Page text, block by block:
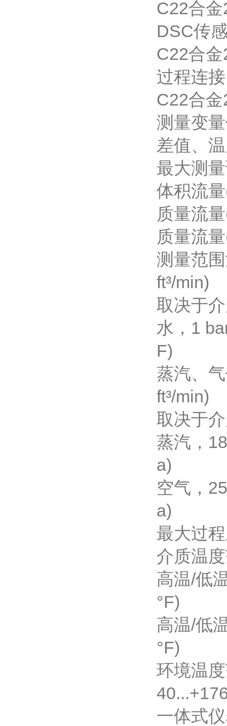
C22合
DSC传
C22合
过程连
C22合
测量变量
差值、
最大
体积流
质量流
质量流
测量范围
ft³/min)
取决于
水，1
F)
蒸汽、
ft³/min)
取决于
蒸汽，
a)
空气，
a)
最大过
介质温
高温/低
°F)
高温/低
°F)
环境
一体式